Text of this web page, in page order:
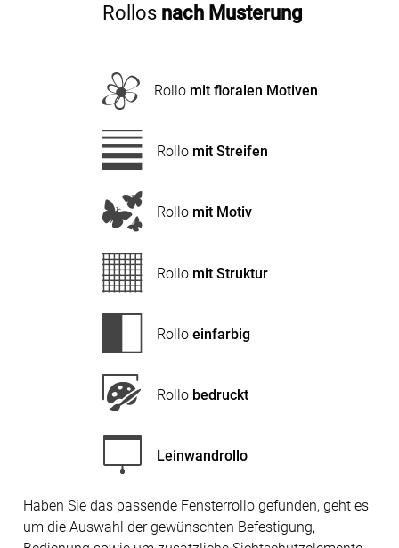
Rollos nach Musterung
Rollo mit floralen Motiven
Rollo mit Streifen
Rollo mit Motiv
Rollo mit Struktur
Rolloeinfarbig
Rollo bedruckt
Leinwandrollo
Haben Sie das passende Fensterrollo gefunden, geht es
um die Auswahl der gewünschten Befestigung,